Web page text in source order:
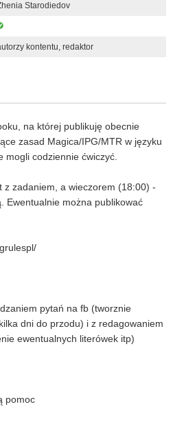
Starodiedov
kontentu, redaktor
na której publikuję obecnie
zasad Magica/IPG/MTR w języku
mogli codziennie ćwiczyć.
z zadaniem, a wieczorem (18:00) -
Ewentualnie można publikować
pytań na fb (tworznie
dni do przodu) i z redagowaniem
ewentualnych literówek itp)
pomoc